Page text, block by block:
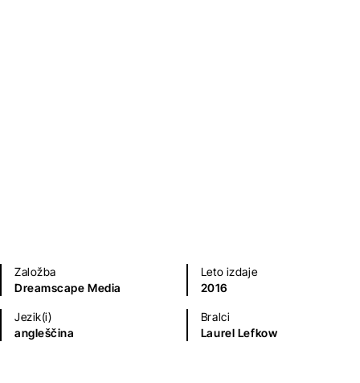
Založba
Dreamscape Media
Leto izdaje
2016
Jezik(i)
angleščina
Bralci
Laurel Lefkow